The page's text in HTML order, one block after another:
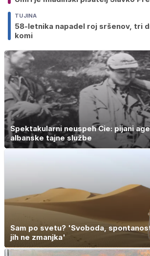
TUJINA
58-letnika napadel roj sršenov, tri
komi
Spektakularni neuspeh Cie: pijani
albanske tajne službe
Sam po svetu? 'Svoboda,
jih ne zmanjka'